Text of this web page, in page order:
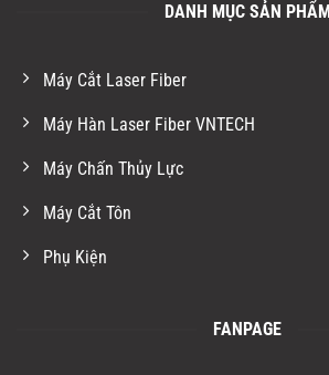
DANH MỤC SẢN PHẨM
Máy Cắt Laser Fiber
Máy Hàn Laser Fiber VNTECH
Máy Chấn Thủy Lực
Máy Cắt Tôn
Phụ Kiện
FANPAGE